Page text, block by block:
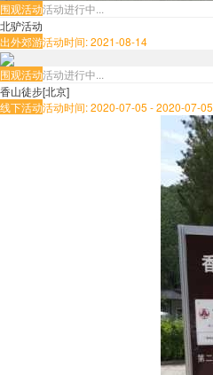
围观活动活动进行中...
北驴活动
出外郊游活动时间: 2021-08-14
围观活动活动进行中...
香山徒步[北京]
线下活动活动时间: 2020-07-05 - 2020-07-05